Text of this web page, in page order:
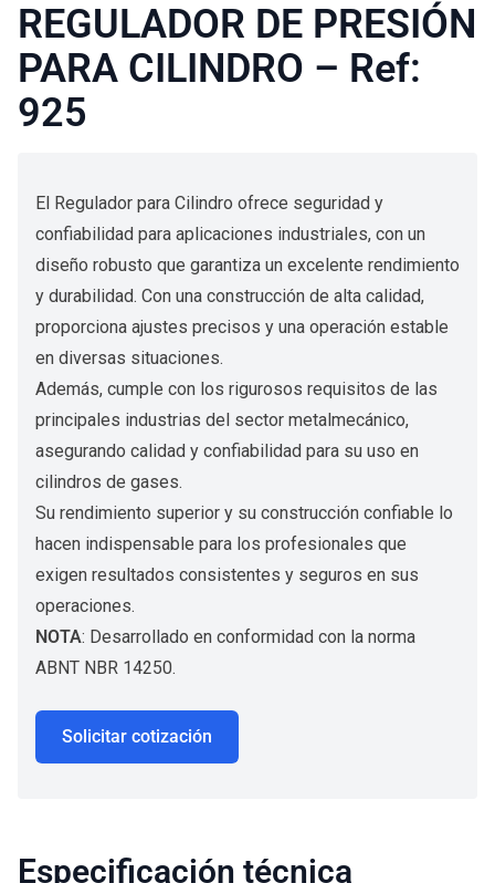
REGULADOR DE PRESIÓN
PARA CILINDRO – Ref:
925
El Regulador para Cilindro ofrece seguridad y
confiabilidad para aplicaciones industriales, con un
diseño robusto que garantiza un excelente rendimiento
y durabilidad. Con una construcción de alta calidad,
proporciona ajustes precisos y una operación estable
en diversas situaciones.
Además, cumple con los rigurosos requisitos de las
principales industrias del sector metalmecánico,
asegurando calidad y confiabilidad para su uso en
cilindros de gases.
Su rendimiento superior y su construcción confiable lo
hacen indispensable para los profesionales que
exigen resultados consistentes y seguros en sus
operaciones.
NOTA: Desarrollado en conformidad con la norma
ABNT NBR 14250.
Solicitar cotización
Especificación técnica